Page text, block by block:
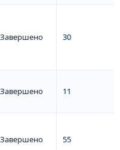
Завершено 30
Завершено 11
Завершено 55